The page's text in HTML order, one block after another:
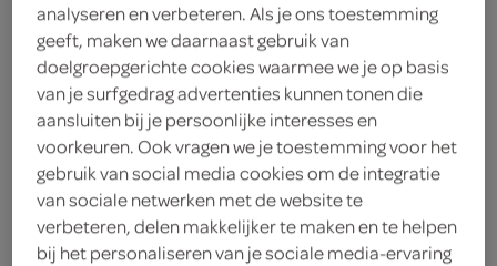
ingrediënten
1 bosje peterselie
3 eetlepels wittewijnazijn
150 milliliter room
analyseren en verbeteren. Als je ons toestemming
geeft, maken we daarnaast gebruik van
doelgroepgerichte cookies waarmee we je op basis
van je surfgedrag advertenties kunnen tonen die
aansluiten bij je persoonlijke interesses en
voorkeuren. Ook vragen we je toestemming voor het
gebruik van social media cookies om de integratie
van sociale netwerken met de website te
verbeteren, delen makkelijker te maken en te helpen
bij het personaliseren van je sociale media-ervaring